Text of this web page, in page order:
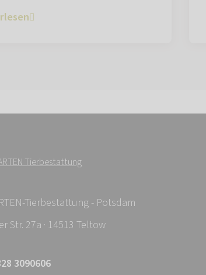
Tierbestattung - Potsdam
Str. 27a · 14513 Teltow
3090606